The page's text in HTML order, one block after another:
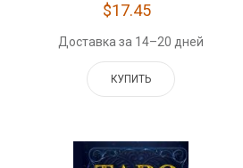
$17.45
Доставка за 14–20 дней
КУПИТЬ